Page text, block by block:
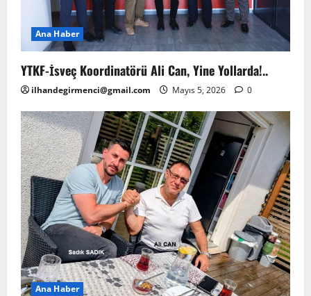
Ana Haber
YTKF-İsveç Koordinatörü Ali Can, Yine Yollarda!..
ilhandegirmenci@gmail.com Mayıs 5, 2026 0
Ana Haber